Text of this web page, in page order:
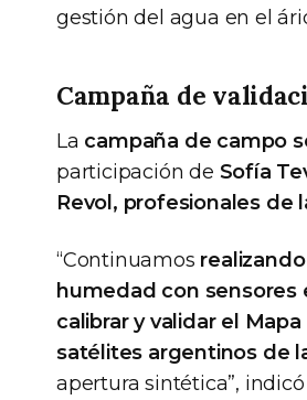
gestión del agua en el
Campaña de
La campaña de campo
participación de Sofía
Revol, profesionales de
“Continuamos
humedad con sensores
calibrar y validar el
satélites argentinos de
apertura sintética”,